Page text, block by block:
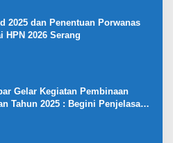
2025 dan Penentuan Porwanas
HPN 2026 Serang
Gelar Kegiatan Pembinaan
Tahun 2025 : Begini Penjelasan